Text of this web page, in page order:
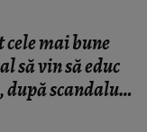
mai bune
să vin să educ
după scandalul